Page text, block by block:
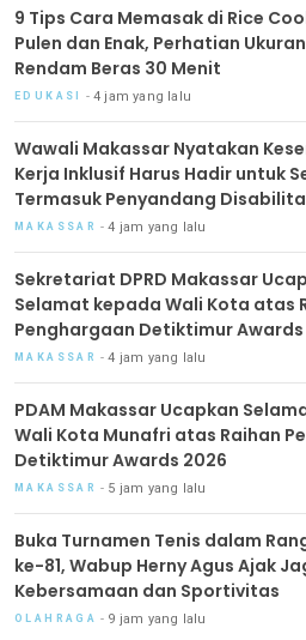
9 Tips Cara Memasak di Rice
Pulen dan Enak, Perhatian
Rendam Beras 30 Menit
EDUKASI 4 jam yang lalu
Wawali Makassar Nyatakan
Kerja Inklusif Harus Hadir untuk
Termasuk Penyandang
MAKASSAR 4 jam yang lalu
Sekretariat DPRD Makassar
Selamat kepada Wali Kota atas
Penghargaan Detiktimur Awards
MAKASSAR 4 jam yang lalu
PDAM Makassar Ucapkan
Wali Kota Munafri atas Raihan
Detiktimur Awards 2026
MAKASSAR 5 jam yang lalu
Buka Turnamen Tenis dalam
ke-81, Wabup Herny Agus Ajak
Kebersamaan dan Sportivitas
OLAHRAGA 9 jam yang lalu